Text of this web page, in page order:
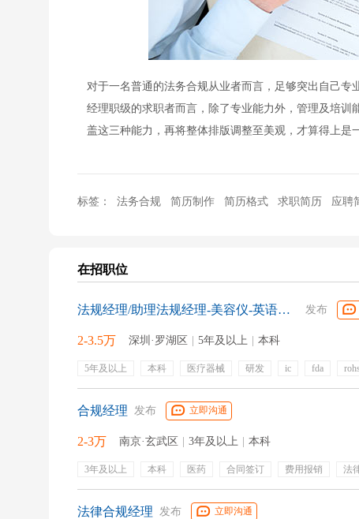
对于一名普通的法务合规从业者而言，足够突出自己专
经理职级的求职者而言，除了专业能力外，管理及培
盖这三种能力，再将整体排版调整至美观，才算得上是
标签： 法务合规 简历制作 简历格式 求职简历 应聘
在招职位
法规经理/助理法规经理-美容仪-英语流利(001410) 发布
2-3.5万 深圳·罗湖区 | 5年及以上 | 本科
5年及以上 本科 医疗器械 研发 ic fda rohs
光电
射频 reach 五险一金 定期体检 带薪年假
合规经理 发布 立即沟通
2-3万 南京·玄武区 | 3年及以上 | 本科
3年及以上 本科 医药 合同签订 费用报销 法
产品质量
合规培训 文化建设 风险排查 合规审查
法律合规经理 发布 立即沟通